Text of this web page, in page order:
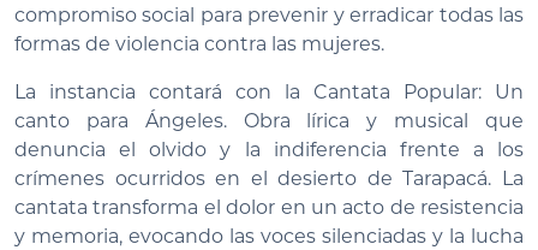
compromiso social para prevenir y erradicar todas las
formas de violencia contra las mujeres.
La instancia contará con la Cantata Popular: Un
canto para Ángeles. Obra lírica y musical que
denuncia el olvido y la indiferencia frente a los
crímenes ocurridos en el desierto de Tarapacá. La
cantata transforma el dolor en un acto de resistencia
y memoria, evocando las voces silenciadas y la lucha